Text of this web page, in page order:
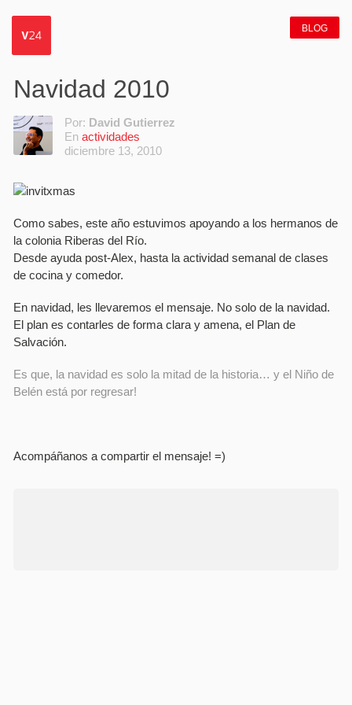
BLOG
Navidad 2010
Por: David Gutierrez
En actividades
diciembre 13, 2010
Como sabes, este año estuvimos apoyando a los hermanos de
la colonia Riberas del Rí­o.
Desde ayuda post-Alex, hasta la actividad semanal de clases
de cocina y comedor.
En navidad, les llevaremos el mensaje. No solo de la navidad.
El plan es contarles de forma clara y amena, el Plan de
Salvación.
Es que, la navidad es solo la mitad de la historia… y el Niño de
Belén está por regresar!
Acompáñanos a compartir el mensaje! =)